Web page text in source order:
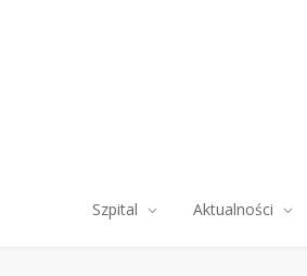
Szpital Aktualności